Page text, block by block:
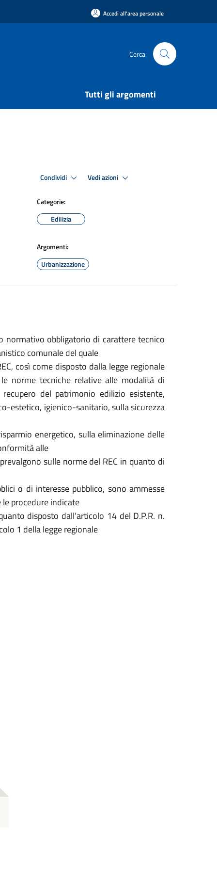
Accedi all'area personale
Cerca
Tutti gli argomenti
Condividi Vedi azioni
Categorie:
Edilizia
Argomenti:
Urbanizzazione
normativo obbligatorio di carattere tecnico
comunale del quale
così come disposto dalla legge regionale
norme tecniche relative alle modalità di
del patrimonio edilizio esistente,
estetico, igienico-sanitario, sulla sicurezza
energetico, sulla eliminazione delle
alle
sulle norme del REC in quanto di
o di interesse pubblico, sono ammesse
procedure indicate
disposto dall’articolo 14 del D.P.R. n.
1 della legge regionale